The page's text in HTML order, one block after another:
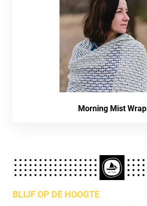
Morning Mist Wrap
BLIJF OP DE HOOGTE